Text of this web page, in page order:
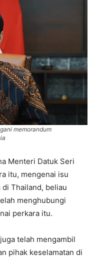
memorandum
Menteri Datuk Seri
itu, mengenai isu
Thailand, beliau
menghubungi
perkara itu.
telah mengambil
pihak keselamatan di